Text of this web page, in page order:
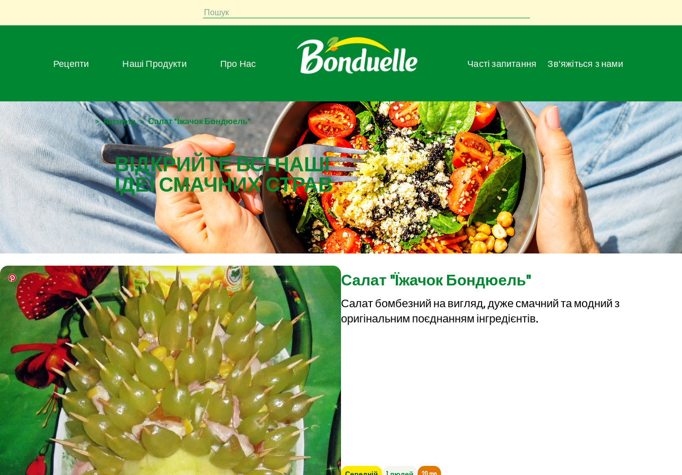
Пошук
Рецепти Наші Продукти Про Нас Часті запитання Зв'яжіться з нами
> Retsepty > Салат "Їжачок Бондюель"
ВІДКРИЙТЕ ВСІ НАШІ
ІДЕЇ СМАЧНИХ СТРАВ
Салат "Їжачок Бондюель"
Салат бомбезний на вигляд, дуже смачний та модний з
оригінальним поєднанням інгредієнтів.